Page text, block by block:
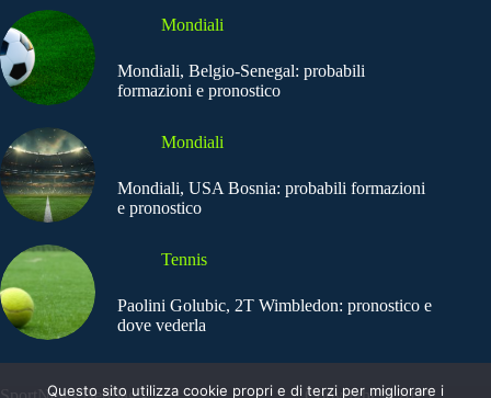
Mondiali
Mondiali, Belgio-Senegal: probabili
formazioni e pronostico
Mondiali
Mondiali, USA Bosnia: probabili formazioni
e pronostico
Tennis
Paolini Golubic, 2T Wimbledon: pronostico e
dove vederla
Questo sito utilizza cookie propri e di terzi per migliorare i